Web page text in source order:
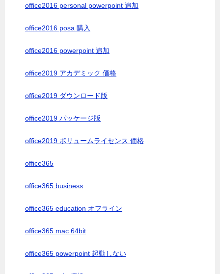
office2016 personal powerpoint 追加
office2016 posa 購入
office2016 powerpoint 追加
office2019 アカデミック 価格
office2019 ダウンロード版
office2019 パッケージ版
office2019 ボリュームライセンス 価格
office365
office365 business
office365 education オフライン
office365 mac 64bit
office365 powerpoint 起動しない